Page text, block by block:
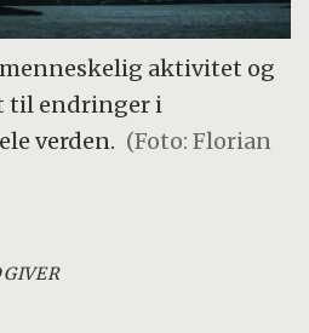
aktivitet og
til endringer i
verden. (Foto: Florian